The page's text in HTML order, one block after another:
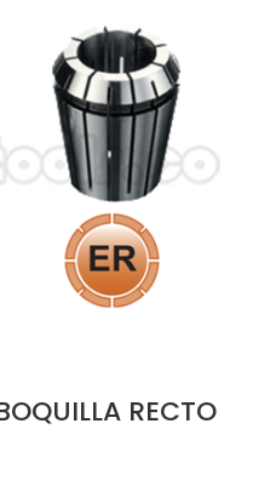
RECTO